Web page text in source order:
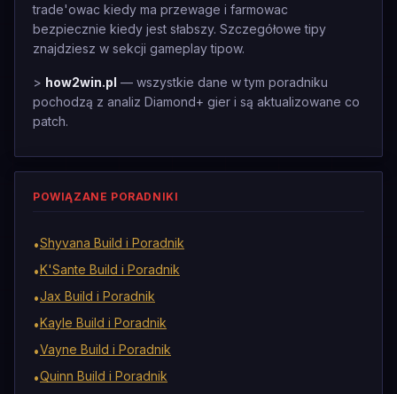
trade'owac kiedy ma przewage i farmowac
bezpiecznie kiedy jest słabszy. Szczegółowe tipy
znajdziesz w sekcji gameplay tipow.
> how2win.pl — wszystkie dane w tym poradniku
pochodzą z analiz Diamond+ gier i są aktualizowane co
patch.
POWIĄZANE PORADNIKI
•Shyvana Build i Poradnik
•K'Sante Build i Poradnik
•Jax Build i Poradnik
•Kayle Build i Poradnik
•Vayne Build i Poradnik
•Quinn Build i Poradnik